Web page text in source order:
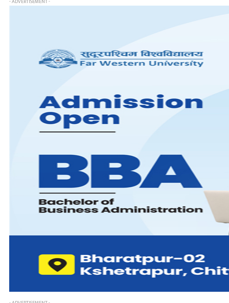
- ADVERTISEMENT -